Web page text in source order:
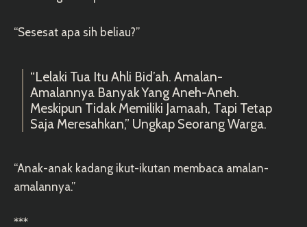
“Sesesat apa sih beliau?”
“Lelaki Tua Itu Ahli Bid’ah. Amalan-
Amalannya Banyak Yang Aneh-Aneh.
Meskipun Tidak Memiliki Jamaah, Tapi Tetap
Saja Meresahkan,” Ungkap Seorang Warga.
“Anak-anak kadang ikut-ikutan membaca amalan-
amalannya.”
***